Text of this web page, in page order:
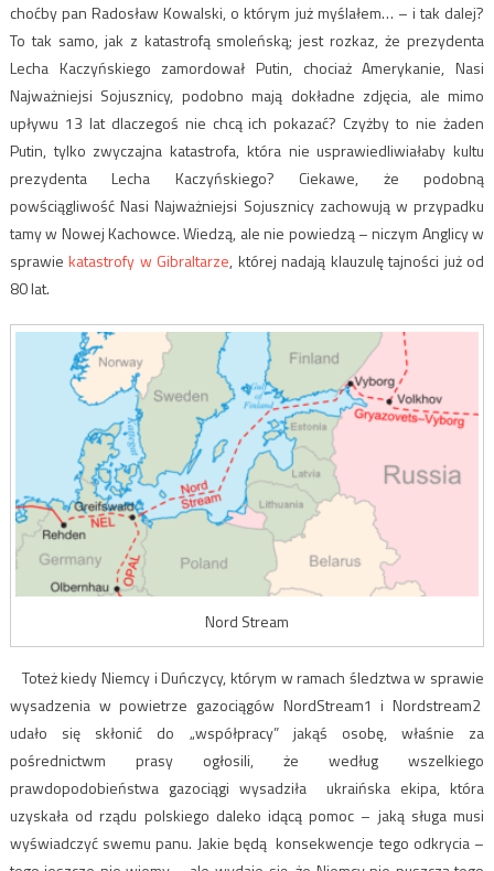
choćby pan Radosław Kowalski, o którym już myślałem… – i tak dalej?
To tak samo, jak z katastrofą smoleńską; jest rozkaz, że prezydenta
Lecha Kaczyńskiego zamordował Putin, chociaż Amerykanie, Nasi
Najważniejsi Sojusznicy, podobno mają dokładne zdjęcia, ale mimo
upływu 13 lat dlaczegoś nie chcą ich pokazać? Czyżby to nie żaden
Putin, tylko zwyczajna katastrofa, która nie usprawiedliwiałaby kultu
prezydenta Lecha Kaczyńskiego? Ciekawe, że podobną
powściągliwość Nasi Najważniejsi Sojusznicy zachowują w przypadku
tamy w Nowej Kachowce. Wiedzą, ale nie powiedzą – niczym Anglicy w
sprawiekatastrofy w Gibraltarze, której nadają klauzulę tajności już od
80 lat.
Nord Stream
Toteż kiedy Niemcy i Duńczycy, którym w ramach śledztwa w sprawie
wysadzenia w powietrze gazociągów NordStream1 i Nordstream2
udało się skłonić do „współpracy” jakąś osobę, właśnie za
pośrednictwm prasy ogłosili, że według wszelkiego
prawdopodobieństwa gazociągi wysadziła ukraińska ekipa, która
uzyskała od rządu polskiego daleko idącą pomoc – jaką sługa musi
wyświadczyć swemu panu. Jakie będą konsekwencje tego odkrycia –